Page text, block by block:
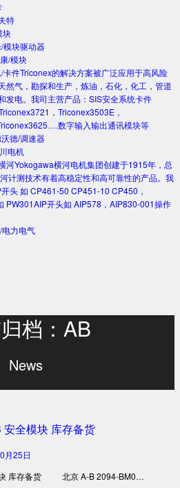
特
块
模块驱动器
/模块
卡件Triconex的解决方案被广泛应用于高风险
然气，勘探和生产，炼油，石化，化工，管道
发电。我司主营产品：SIS安全系统卡件
，Triconex3503E，
数字输入输出通讯模块等
德/调速器
电机
河Yokogawa横河电机集团创建于1915年，总
计测技术有着高稳定性和高可靠性的产品。我
头 如 CP461-50 CP451-10 CP450，
PW301AIP开头如 AIP578，AIP830-001操作
力电气
档：AB
News
全模块 库存备货
月25日
块 库存备货 北京 A-B 2094-BM0…